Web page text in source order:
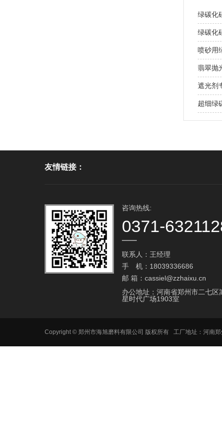
绿碳化
绿碳化
喷砂用
翡翠抛
遮光剂
超细绿
友情链接：
咨询热线:
0371-
联系人：王经理
手 机：18039336686
邮 箱：cassiel@zzhaixu.cn
办公地址：河南省郑州市二七区
星时代广场1903室
Copyright © 郑州市海旭磨料有限公司 版权所有 工厂地址：河